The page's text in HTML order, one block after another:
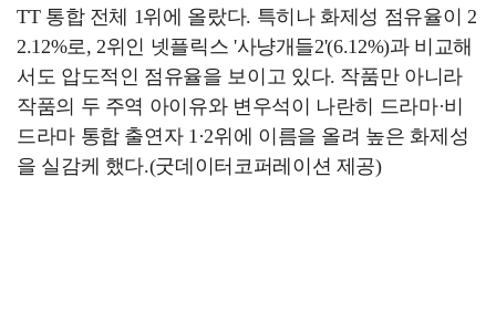
TT 통합 전체 1위에 올랐다. 특히나 화제성 점유율이 2
2.12%로, 2위인 넷플릭스 '사냥개들2'(6.12%)과 비교해
서도 압도적인 점유율을 보이고 있다. 작품만 아니라
작품의 두 주역 아이유와 변우석이 나란히 드라마·비
드라마 통합 출연자 1·2위에 이름을 올려 높은 화제성
을 실감케 했다.(굿데이터코퍼레이션 제공)